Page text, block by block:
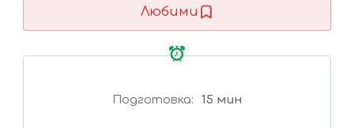
Любими
Подготовка 15 мин